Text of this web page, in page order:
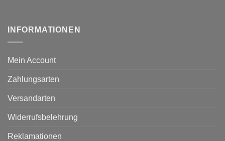
INFORMATIONEN
Mein Account
Zahlungsarten
Versandarten
Widerrufsbelehrung
Reklamationen